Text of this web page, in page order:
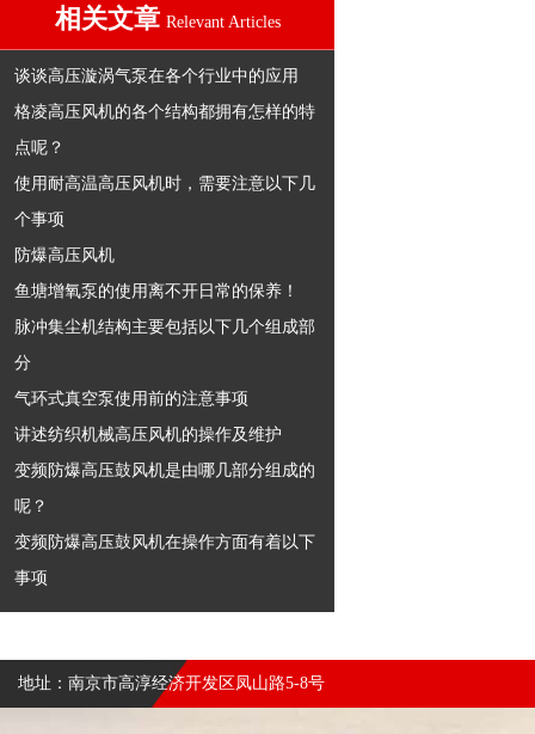
相关文章 Relevant Articles
谈谈高压漩涡气泵在各个行业中的应用
格凌高压风机的各个结构都拥有怎样的特
点呢？
使用耐高温高压风机时，需要注意以下几
个事项
防爆高压风机
鱼塘增氧泵的使用离不开日常的保养！
脉冲集尘机结构主要包括以下几个组成部
分
气环式真空泵使用前的注意事项
讲述纺织机械高压风机的操作及维护
变频防爆高压鼓风机是由哪几部分组成的
呢？
变频防爆高压鼓风机在操作方面有着以下
事项
地址：南京市高淳经济开发区凤山路5-8号